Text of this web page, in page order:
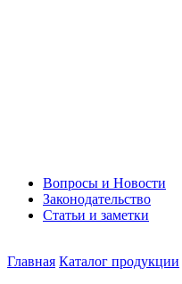
Вопросы и Новости
Законодательство
Статьи и заметки
Главная Каталог продукции